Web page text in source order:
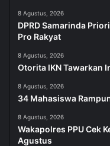
8 Agustus, 2026
DPRD Samarinda
Pro Rakyat
8 Agustus, 2026
Otorita IKN Tawarkan
8 Agustus, 2026
34 Mahasiswa
8 Agustus, 2026
Wakapolres PPU Cek
Agustus